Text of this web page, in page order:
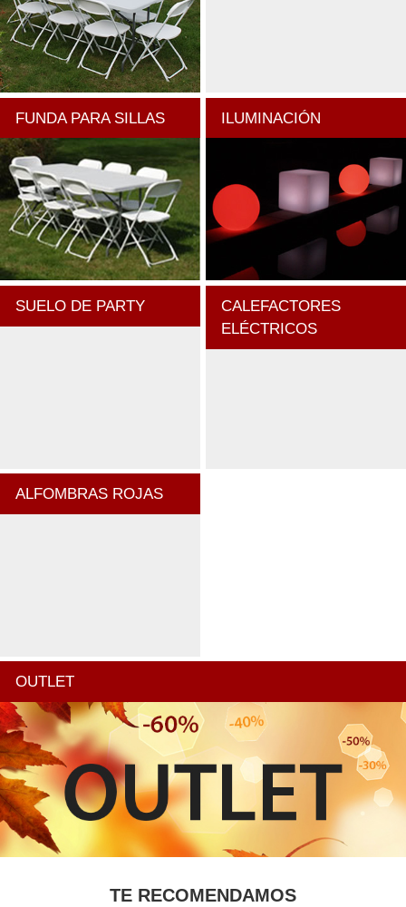
FUNDA PARA SILLAS ILUMINACIÓN
SUELO DE PARTY
CALEFACTORES
ELÉCTRICOS
ALFOMBRAS ROJAS
OUTLET
TE RECOMENDAMOS